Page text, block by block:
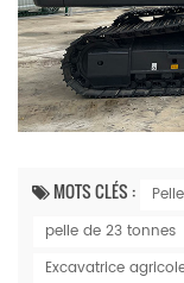
MOTS CLÉS :
pelle de 23 tonnes
Excavatrice